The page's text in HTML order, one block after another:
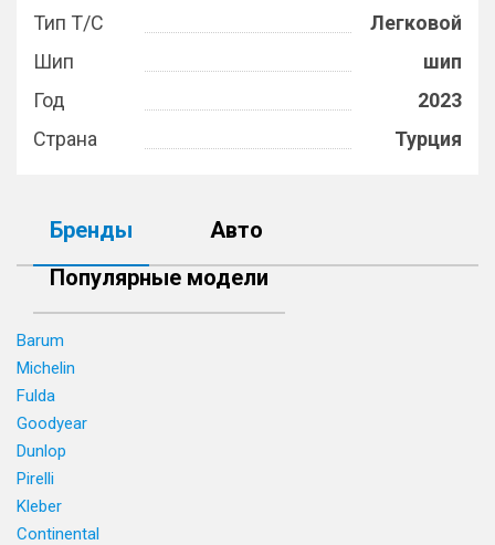
Тип Т/С
Легковой
Шип
шип
Год
2023
Страна
Турция
Бренды
Авто
Популярные модели
Barum
Michelin
Fulda
Goodyear
Dunlop
Pirelli
Kleber
Continental